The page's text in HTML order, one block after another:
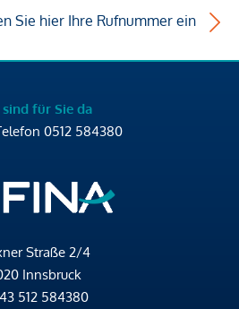
Sie hier Ihre Rufnummer ein
für Sie da
0512 584380
Straße 2/4
Innsbruck
512 584380